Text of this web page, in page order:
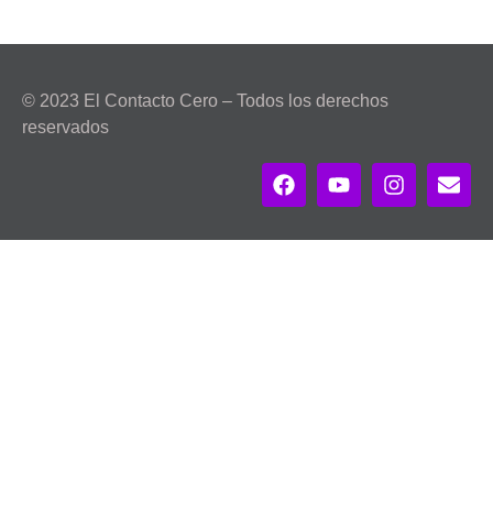
© 2023 El Contacto Cero – Todos los derechos
reservados